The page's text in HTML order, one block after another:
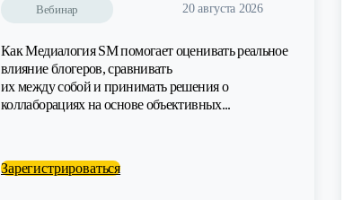
Вебинар 20 августа 2026
Как Медиалогия SM помогает оценивать реальное
влияние блогеров, сравнивать
их между собой и принимать решения о
коллаборациях на основе объективных...
Зарегистрироваться